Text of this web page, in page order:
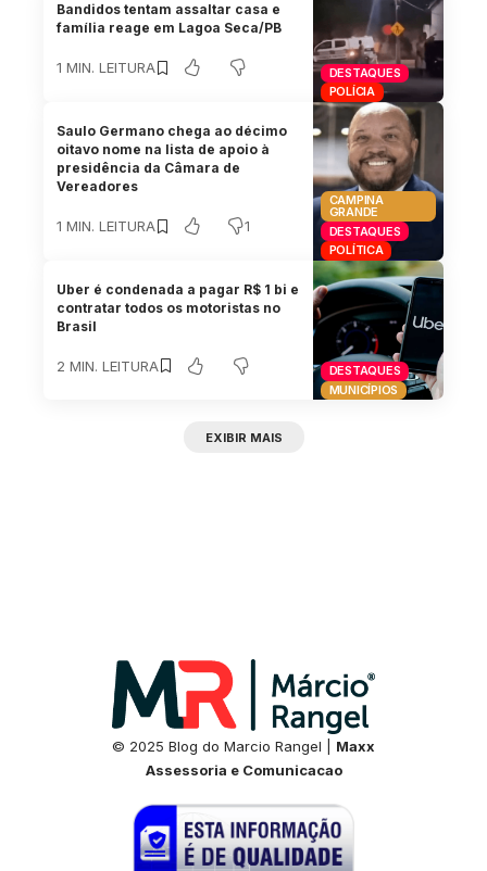
DESTAQUES
POLÍCIA
Bandidos tentam assaltar casa e
família reage em Lagoa Seca/PB
1 MIN. LEITURA
CAMPINA
GRANDE
DESTAQUES
POLÍTICA
Saulo Germano chega ao décimo
oitavo nome na lista de apoio à
presidência da Câmara de
Vereadores
1 MIN. LEITURA 1
DESTAQUES
MUNICÍPIOS
Uber é condenada a pagar R$ 1 bi e
contratar todos os motoristas no
Brasil
2 MIN. LEITURA
EXIBIR MAIS
© 2025 Blog do Marcio Rangel | Maxx
Assessoria e Comunicacao